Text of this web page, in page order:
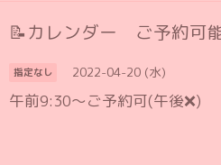
📝カレンダー ご予約可
指定なし 2022-04-20 (水)
午前9:30〜ご予約可(午後❌)